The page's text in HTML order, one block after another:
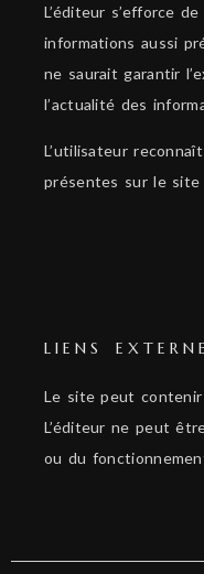
L’éditeur s’efforce
informations aussi
ne saurait garantir
l’actualité des
L’utilisateur
présentes sur le site
LIENS
Le site peut
L’éditeur ne peut
ou du